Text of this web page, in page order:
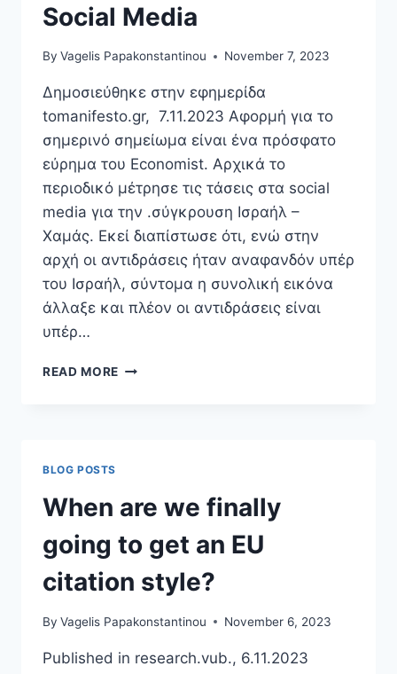
Social Media
By Vagelis Papakonstantinou November 7, 2023
Δημοσιεύθηκε στην εφημερίδα
tomanifesto.gr, 7.11.2023 Αφορμή για το
σημερινό σημείωμα είναι ένα πρόσφατο
εύρημα του Economist. Αρχικά το
περιοδικό μέτρησε τις τάσεις στα social
media για την .σύγκρουση Ισραήλ –
Χαμάς. Εκεί διαπίστωσε ότι, ενώ στην
αρχή οι αντιδράσεις ήταν αναφανδόν υπέρ
του Ισραήλ, σύντομα η συνολική εικόνα
άλλαξε και πλέον οι αντιδράσεις είναι
υπέρ…
READ MORE ΣΤΗΝ
BLOG POSTS
When are we finally
going to get an EU
citation style?
By Vagelis Papakonstantinou November 6, 2023
Published in research.vub., 6.11.2023